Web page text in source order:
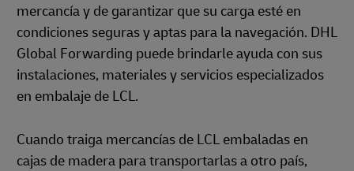
mercancía y de garantizar que su carga esté en
condiciones seguras y aptas para la navegación. DHL
Global Forwarding puede brindarle ayuda con sus
instalaciones, materiales y servicios especializados
en embalaje de LCL.
Cuando traiga mercancías de LCL embaladas en
cajas de madera para transportarlas a otro país,